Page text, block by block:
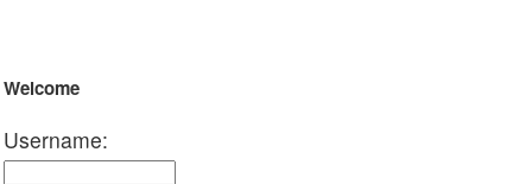
Welcome
Username: